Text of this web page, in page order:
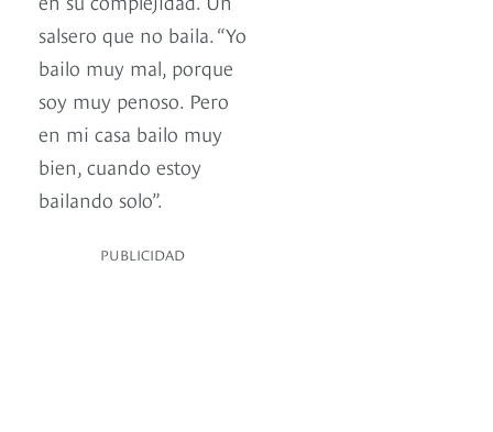
salsero que no baila. “Yo
bailo muy mal, porque
soy muy penoso. Pero
en mi casa bailo muy
bien, cuando estoy
bailando solo”.
PUBLICIDAD